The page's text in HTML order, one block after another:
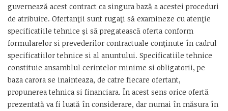
guvernează acest contract ca singura bază a acestei proceduri
de atribuire. Ofertanţii sunt rugaţi să examineze cu atenţie
specificatiile tehnice şi să pregatească oferta conform
formularelor si prevederilor contractuale conţinute în cadrul
specificatiilor tehnice si al anuntului. Specificatiile tehnice
constituie ansamblul cerintelor minime si obligatorii, pe
baza carora se inainteaza, de catre fiecare ofertant,
propunerea tehnica si financiara. În acest sens orice ofertă
prezentată va fi luată în considerare, dar numai în măsura în